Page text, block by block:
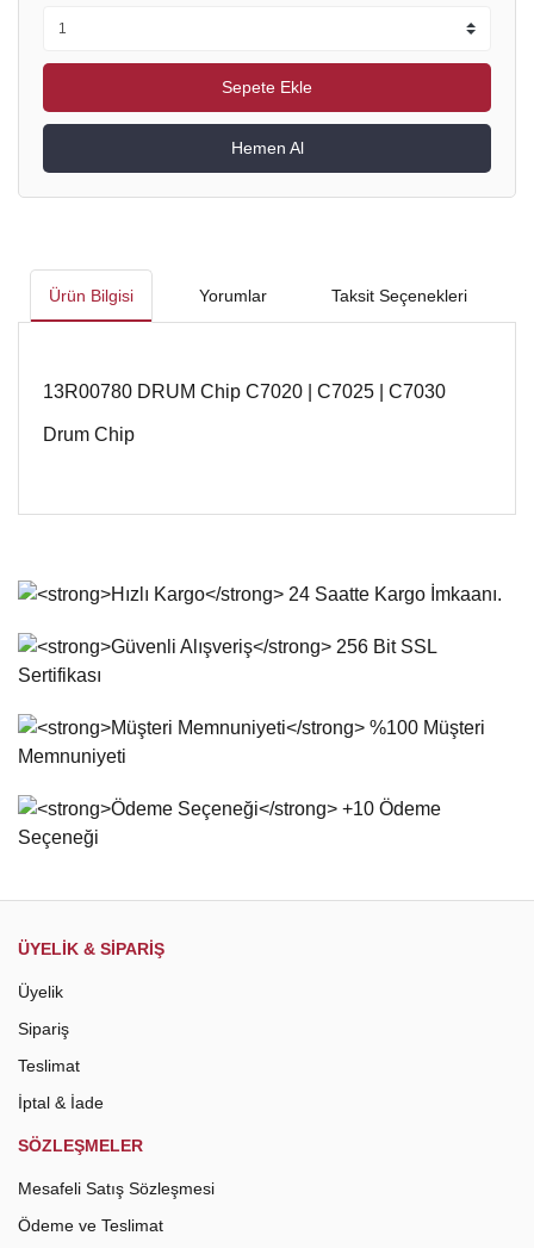
Sepete Ekle
Hemen Al
Ürün Bilgisi Yorumlar Taksit Seçenekleri
13R00780 DRUM Chip C7020 | C7025 | C7030
Drum Chip
Bu ürünün fiyat bilgisi, resim, ürün açıklamalarında ve diğer
Görüş ve önerileriniz için teşekkür ederiz.
Ürün resmi kalitesiz, bozuk veya görüntülenemiyor.
Ürün açıklamasında eksik bilgiler bulunuyor.
Ürün fiyatı diğer sitelerden daha pahalı.
ÜYELİK & SİPARİŞ
Üyelik
Sipariş
Teslimat
İptal & İade
SÖZLEŞMELER
Mesafeli Satış Sözleşmesi
Ödeme ve Teslimat